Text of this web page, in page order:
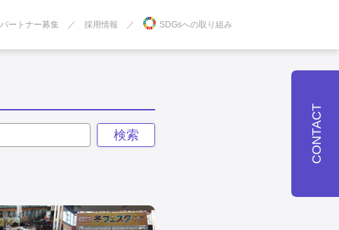
パートナー募集 採用情報 SDGsへの取り組み
検索 CONTACT